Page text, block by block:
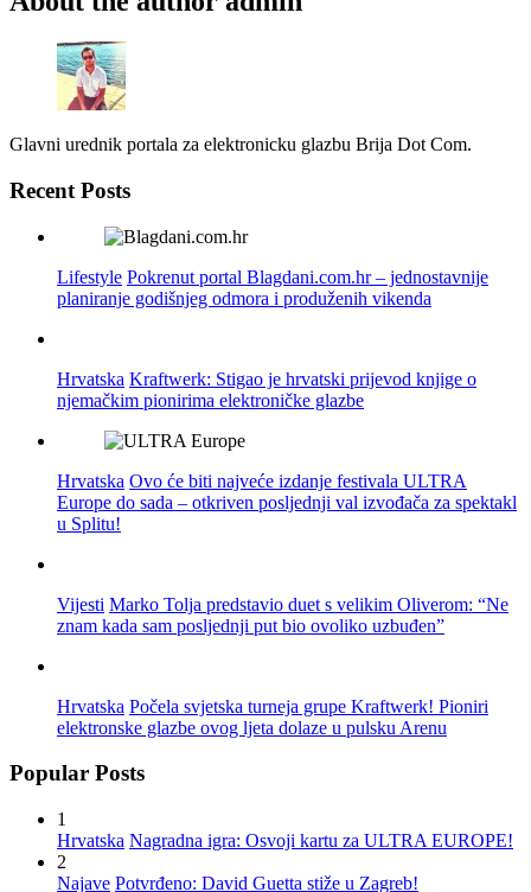
Glavni urednik portala za elektronicku glazbu Brija Dot Com.
Recent Posts
Lifestyle Pokrenut portal Blagdani.com.hr – jednostavnije
planiranje godišnjeg odmora i produženih vikenda
Hrvatska Kraftwerk: Stigao je hrvatski prijevod knjige o
njemačkim pionirima elektroničke glazbe
Hrvatska Ovo će biti najveće izdanje festivala ULTRA
Europe do sada – otkriven posljednji val izvođača za spektakl
u Splitu!
Vijesti Marko Tolja predstavio duet s velikim Oliverom: “Ne
znam kada sam posljednji put bio ovoliko uzbuđen”
Hrvatska Počela svjetska turneja grupe Kraftwerk! Pioniri
elektronske glazbe ovog ljeta dolaze u pulsku Arenu
Popular Posts
1
Hrvatska Nagradna igra: Osvoji kartu za ULTRA EUROPE!
2
Najave Potvrđeno: David Guetta stiže u Zagreb!